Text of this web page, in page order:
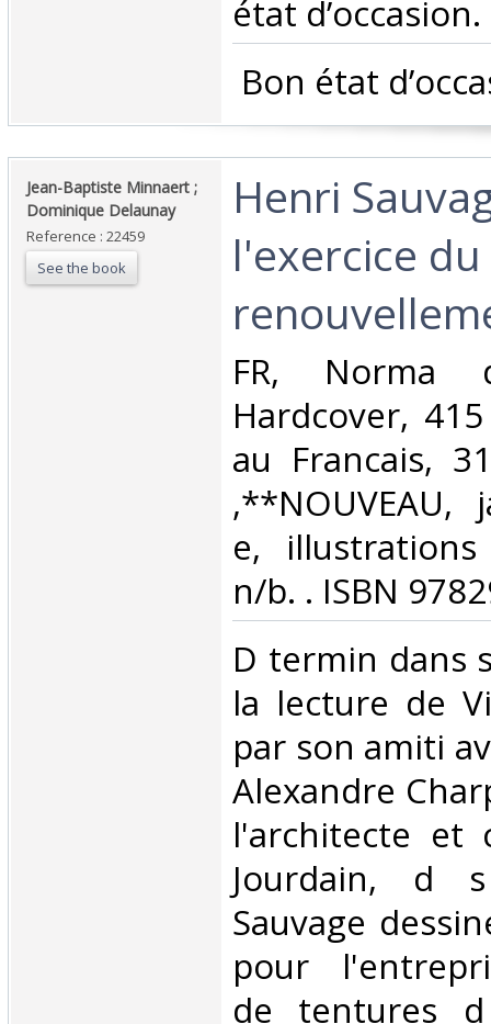
état d’occasion.‎
Bon état
‎Jean-Baptiste Minnaert ;
Dominique Delaunay‎
Reference : 22459
See the book
‎Henri
l'exercice du
‎FR, Norma
Hardcover,
au Francais,
,**NOUVEAU,
e,
n/b. . ISBN
‎D termin dans
la lecture de
par son amiti
Alexandre
l'architecte et
Jourdain, d
Sauvage
pour
de tentures